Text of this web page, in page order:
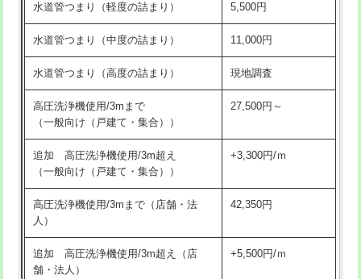
洗面台設置 38,500円
化粧台設置 22,000円
追加人工 16,500円
廃棄・処分 現場見積
※給水管工事は20mmまでの価格です。
交換・取付(排水栓・排水トラップ
22,000円+材料費
持込商品取付（混合水栓）
持込商品取付（浄水器・分岐水栓） 16,500円
業）
水道管つまり（軽度の詰まり） 5,500円
水道管つまり（中度の詰まり） 11,000円
水道管つまり（高度の詰まり） 現地調査
高圧洗浄機使用/3mまで
（一般向け（戸建て・集合））
27,500円～
追加 高圧洗浄機使用/3m超え
（一般向け（戸建て・集合））
+3,300円/ｍ
高圧洗浄機使用/3mまで（店舗・法
人）
42,350円
追加 高圧洗浄機使用/3m超え（店
舗・法人）
+5,500円/ｍ